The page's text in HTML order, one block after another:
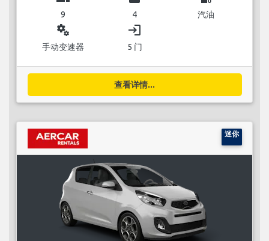
9 4 汽油
miscellaneous_services
手动变速器
login
5 门
查看详情...
迷你